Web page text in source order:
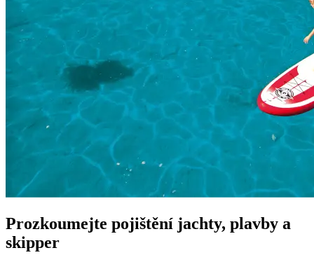
Prozkoumejte pojištění jachty, plavby a
skipper